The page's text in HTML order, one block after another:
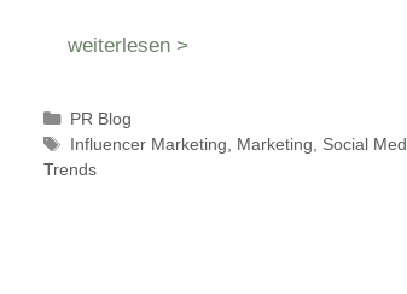
weiterlesen >
Kategorien
PR Blog
Schlagwörter
Influencer Marketing, Marketing, Social
Trends